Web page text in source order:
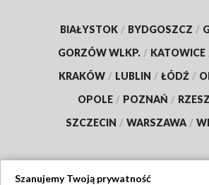
BIAŁYSTOK / BYDGOSZCZ /
GORZÓW WLKP. / KATOWICE
KRAKÓW / LUBLIN / ŁÓDŹ /
OPOLE / POZNAŃ /
SZCZECIN / WARSZAWA /
Szanujemy Twoją prywatność